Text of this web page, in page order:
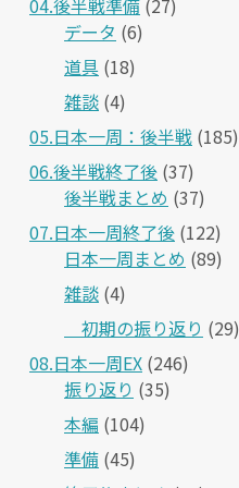
04.後半戦準備 (27)
データ (6)
道具 (18)
雑談 (4)
05.日本一周：後半戦 (185)
06.後半戦終了後 (37)
後半戦まとめ (37)
07.日本一周終了後 (122)
日本一周まとめ (89)
雑談 (4)
＿初期の振り返り (29)
08.日本一周EX (246)
振り返り (35)
本編 (104)
準備 (45)